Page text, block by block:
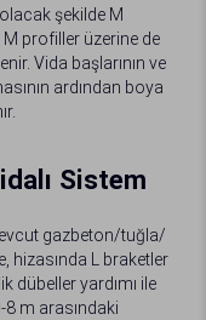
şekilde M
M profiller üzerine de
Vida başlarının ve
ardından boya
Sistem
gazbeton/tuğla/
hizasında L braketler
dübeller yardımı ile
8 m arasındaki